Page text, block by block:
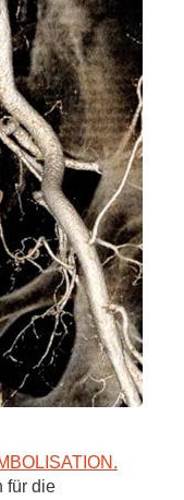
für die